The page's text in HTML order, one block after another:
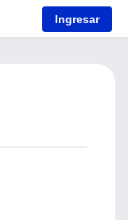
Ingresar